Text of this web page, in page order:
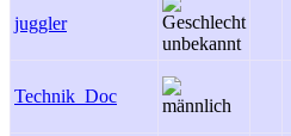
juggler
Technik_Doc